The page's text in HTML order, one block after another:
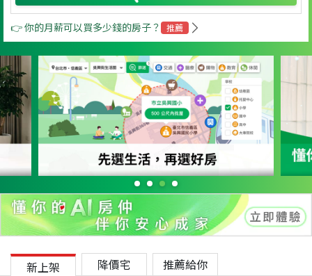
👉 你的月薪可以買多少錢的房子？ 推薦
新上架 降價宅 推薦給你